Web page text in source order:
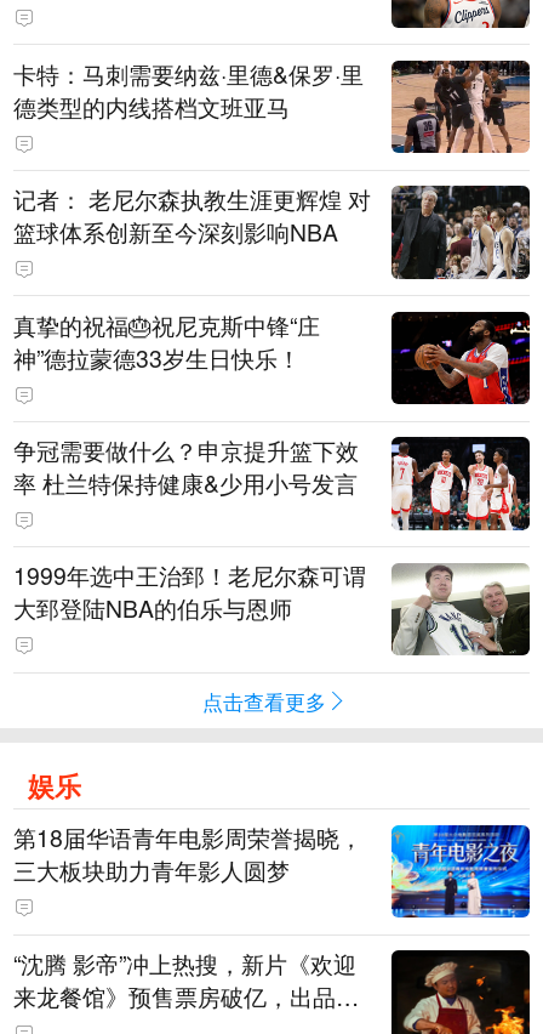
卡特：马刺需要纳兹·里德&保罗·里
德类型的内线搭档文班亚马
记者： 老尼尔森执教生涯更辉煌 对
篮球体系创新至今深刻影响NBA
真挚的祝福🎂祝尼克斯中锋“庄
神”德拉蒙德33岁生日快乐！
争冠需要做什么？申京提升篮下效
率 杜兰特保持健康&少用小号发言
1999年选中王治郅！老尼尔森可谓
大郅登陆NBA的伯乐与恩师
点击查看更多
娱乐
第18届华语青年电影周荣誉揭晓，
三大板块助力青年影人圆梦
“沈腾 影帝”冲上热搜，新片《欢迎
来龙餐馆》预售票房破亿，出品方